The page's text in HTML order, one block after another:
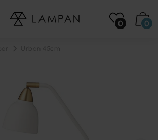
0 0